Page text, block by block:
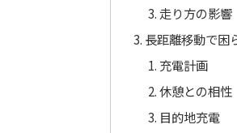
走り方の影響
長距離移動で困
充電計画
休憩との相性
目的地充電